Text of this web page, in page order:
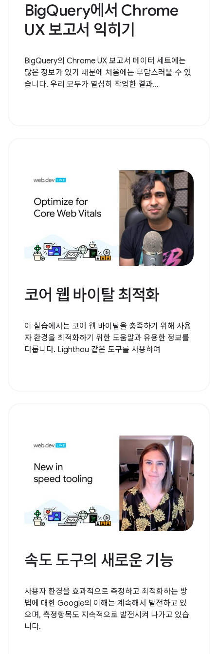
BigQuery에서 Chrome
UX 보고서 익히기
BigQuery의 Chrome UX 보고서 데이터 세트에는
많은 정보가 있기 때문에 처음에는 부담스러울 수 있
습니다. 우리 모두가 열심히 작업한 결과...
코어 웹 바이탈 최적화
이 실습에서는 코어 웹 바이탈을 충족하기 위해 사용
자 환경을 최적화하기 위한 도움말과 유용한 정보를
다룹니다. Lighthou 같은 도구를 사용하여
속도 도구의 새로운 기능
사용자 환경을 효과적으로 측정하고 최적화하는 방
법에 대한 Google의 이해는 계속해서 발전하고 있
으며, 측정항목도 지속적으로 발전시켜 나가고 있습
니다.